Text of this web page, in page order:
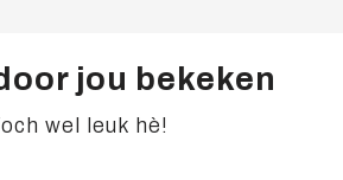
jou bekeken
wel leuk hè!